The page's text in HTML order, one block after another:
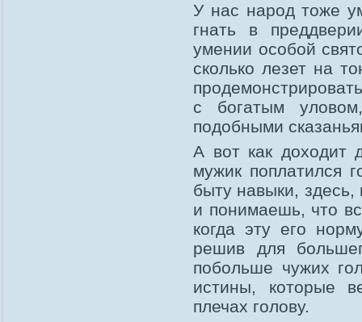
У нас народ тоже
гнать в
умении особой
сколько лезет на
с богатым
подобными
А вот как доходит
мужик поплатился
быту навыки, здесь,
и понимаешь, что
когда эту его
решив для
побольше чужих
истины, которые
плечах голову.